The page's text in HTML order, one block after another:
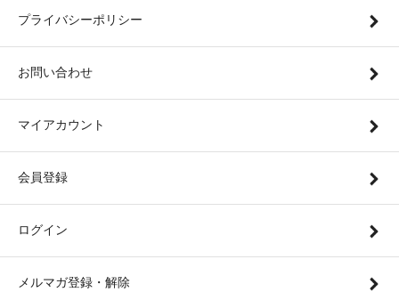
プライバシーポリシー
お問い合わせ
マイアカウント
会員登録
ログイン
メルマガ登録・解除